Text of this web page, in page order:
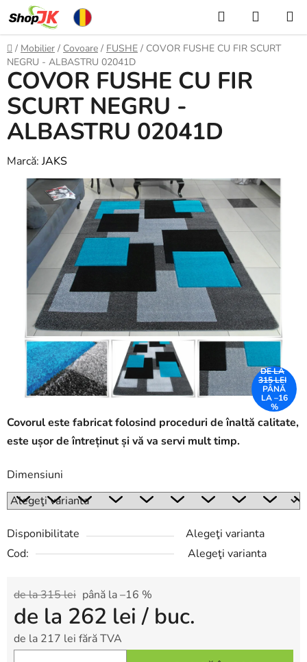
conținut
Căutare
DE
Acasă
/ Mobilier / Covoare / FUSHE / COVOR FUSHE CU FIR SCURT
NEGRU - ALBASTRU 02041D
Covorul este fabricat folosind proceduri de înaltă calitate,
este ușor de întreținut și vă va servi mult timp.
Dimensiuni
Disponibilitate
Alegeţi varianta
Cod:
Alegeţi varianta
de la 315 lei până la –16 %
de la 262 lei / buc.
de la 217 lei fără TVA
COVOR FUSHE CU FIR
SCURT NEGRU -
ALBASTRU 02041D
Marcă:JAKS
DE LA
315 LEI
PÂNĂ
LA –16
%